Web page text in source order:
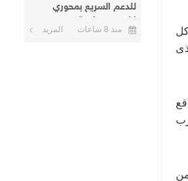
للدعم السريع بمحوري
كلبس وصليعة وتدمير
والاستيلاء على ٦٥ عربة
منذ 8 ساعات المزيد